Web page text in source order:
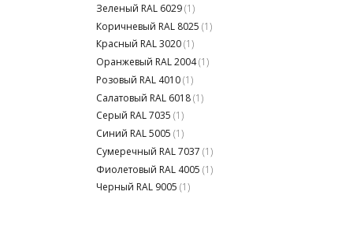
Зеленый RAL 6029 (1)
Коричневый RAL 8025 (1)
Красный RAL 3020 (1)
Оранжевый RAL 2004 (1)
Розовый RAL 4010 (1)
Салатовый RAL 6018 (1)
Серый RAL 7035 (1)
Синий RAL 5005 (1)
Сумеречный RAL 7037 (1)
Фиолетовый RAL 4005 (1)
Черный RAL 9005 (1)